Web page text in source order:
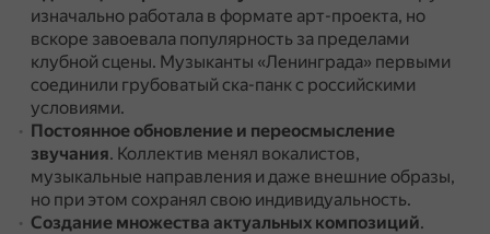
изначально работала в формате арт-проекта, но
вскоре завоевала популярность за пределами
клубной сцены. Музыканты «Ленинграда» первыми
соединили грубоватый ска-панк с российскими
условиями.
Постоянное обновление и переосмысление
звучания. Коллектив менял вокалистов,
музыкальные направления и даже внешние образы,
но при этом сохранял свою индивидуальность.
Создание множества актуальных композиций.